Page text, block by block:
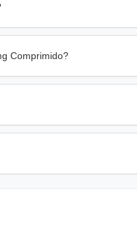
Comprimido?